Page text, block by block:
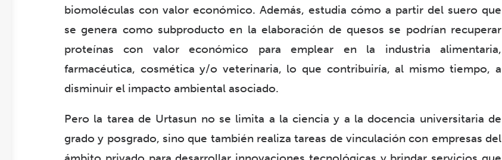
biomoléculas con valor económico. Además, estudia cómo a partir del suero que
se genera como subproducto en la elaboración de quesos se podrían recuperar
proteínas con valor económico para emplear en la industria alimentaria,
farmacéutica, cosmética y/o veterinaria, lo que contribuiría, al mismo tiempo, a
disminuir el impacto ambiental asociado.
Pero la tarea de Urtasun no se limita a la ciencia y a la docencia universitaria de
grado y posgrado, sino que también realiza tareas de vinculación con empresas del